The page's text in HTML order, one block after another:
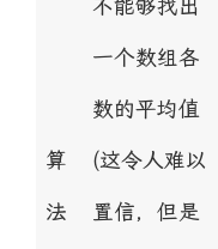
算
法
不能够找出
一个数组各
数的平均值
(这令人难以
置信，但是